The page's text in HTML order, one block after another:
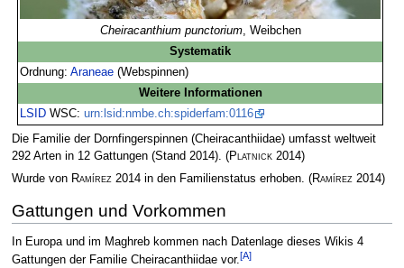
Cheiracanthium punctorium, Weibchen
Systematik
Ordnung:Araneae (Webspinnen)
Weitere Informationen
LSID WSC:urn:lsid:nmbe.ch:spiderfam:0116
Die Familie der Dornfingerspinnen (Cheiracanthiidae) umfasst weltweit
292 Arten in 12 Gattungen (Stand 2014). (Platnick2014)
Wurde von Ramírez2014 in den Familienstatus erhoben. (Ramírez2014)
Gattungen und Vorkommen
In Europa und im Maghreb kommen nach Datenlage dieses Wikis 4
Gattungen der Familie Cheiracanthiidae vor.[A]